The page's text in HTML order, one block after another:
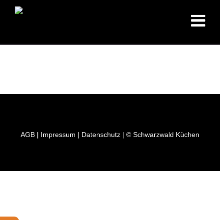
AGB | Impressum | Datenschutz | © Schwarzwald Küchen